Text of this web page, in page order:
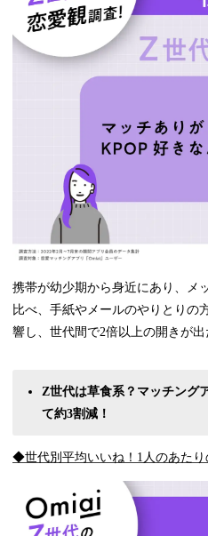
携帯が幼少期から身近にあり、メ
比べ、手紙やメールのやりとりの
響し、世代間で2倍以上の開きが出
Z世代は草食系？マッチング
て約3割減！
◆世代別平均いいね！1人のあたり